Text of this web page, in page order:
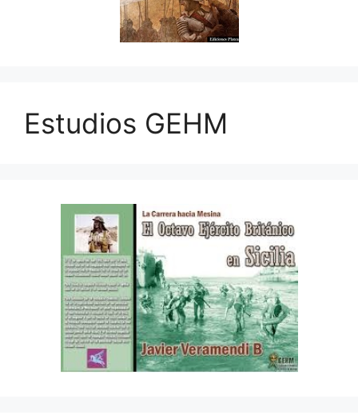
Estudios GEHM